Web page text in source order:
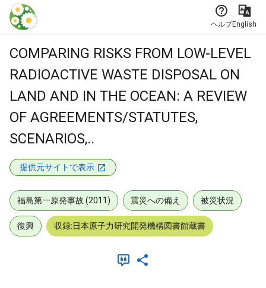
本文に飛ぶ
ヘルプEnglish
COMPARING RISKS FROM LOW-LEVEL
RADIOACTIVE WASTE DISPOSAL ON
LAND AND IN THE OCEAN: A REVIEW
OF AGREEMENTS/STATUTES,
SCENARIOS,..
提供元サイトで表示
福島第一原発事故 (2011) 震災への備え 被災状況
復興 収録:日本原子力研究開発機構図書館蔵書